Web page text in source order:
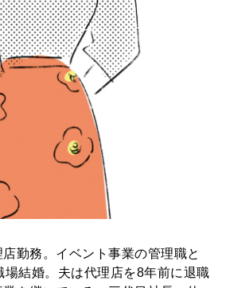
勤務。イベント事業の管理職と
場結婚。夫は代理店を8年前に退職